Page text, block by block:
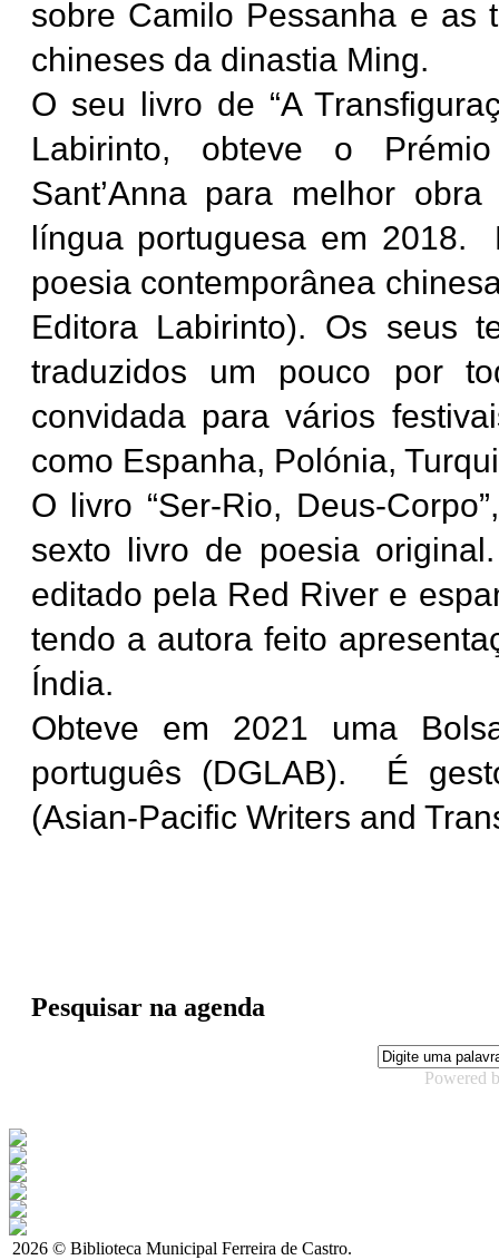
sobre Camilo Pessanha e as
chineses da dinastia Ming.
O seu livro de “A
Labirinto, obteve o
Sant’Anna para melhor
língua portuguesa em
poesia contemporânea
Editora Labirinto). Os seus
traduzidos um pouco por
convidada para vários
como Espanha, Polónia,
O livro “Ser-Rio, Deus-
sexto livro de poesia
editado pela Red River e
tendo a autora feito
Índia.
Obteve em 2021 uma
português (DGLAB). É
(Asian-Pacific Writers and
Pesquisar na agenda
Powered
2026 © Biblioteca Municipal Ferreira de Castro.